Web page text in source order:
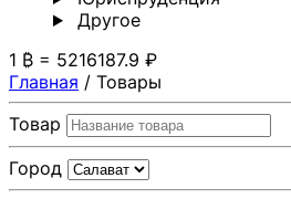
Другoе
1 ₿ = 5216187.9 ₽
Главная / Товары
Товар
Город